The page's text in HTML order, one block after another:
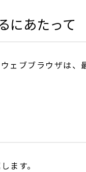
にあたって
ブブラウザは、
ます。